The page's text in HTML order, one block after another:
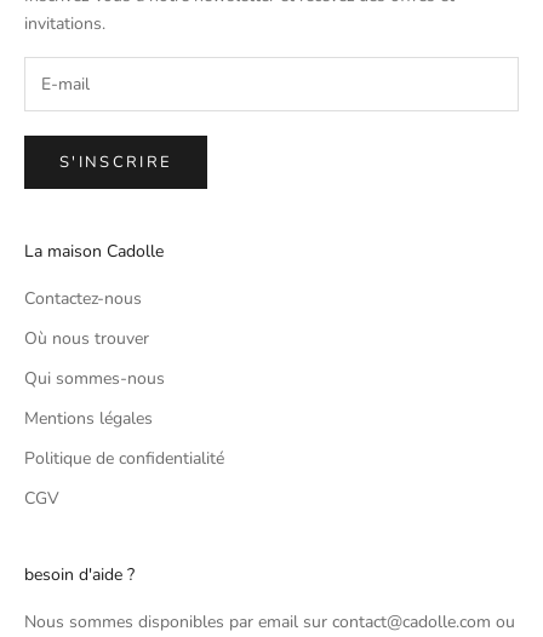
invitations.
S'INSCRIRE
La maison Cadolle
Contactez-nous
Où nous trouver
Qui sommes-nous
Mentions légales
Politique de confidentialité
CGV
besoin d'aide ?
Nous sommes disponibles par email sur contact@cadolle.com ou